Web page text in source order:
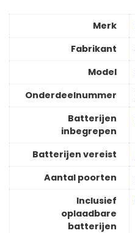
Merk
Fabrikant
Model
Onderdeelnummer
Batterijen
inbegrepen
Batterijen vereist
Aantal poorten
Inclusief
oplaadbare
batterijen